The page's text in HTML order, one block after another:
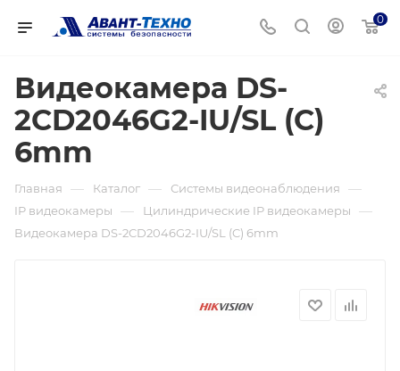
0
Видеокамера DS-
2CD2046G2-IU/SL (C)
6mm
Главная — Каталог — Системы видеонаблюдения —
IP видеокамеры — Цилиндрические IP видеокамеры —
Видеокамера DS-2CD2046G2-IU/SL (C) 6mm